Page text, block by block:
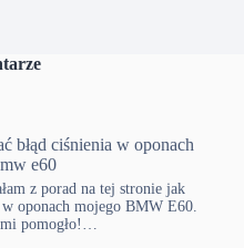
błąd ciśnienia w oponach
e60
z porad na tej stronie jak
w oponach mojego BMW E60.
pomogło!…